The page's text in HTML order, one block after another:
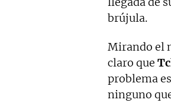
brújula.
Mirando el
claro que
problema
ninguno